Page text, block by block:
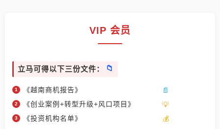
VIP 会员
立马可得以下三份文件：
《越南商机报告》
《创业案例+转型升级+风口项目》
《投资机构名单》